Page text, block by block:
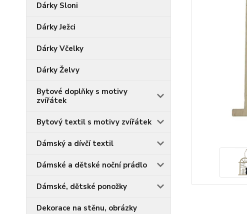
Dárky Sloni
Dárky Ježci
Dárky Včelky
Dárky Želvy
Bytové doplňky s motivy
zvířátek
Bytový textil s motivy zvířátek
Dámský a dívčí textil
Dámské a dětské noční prádlo
Dámské, dětské ponožky
Dekorace na stěnu, obrázky